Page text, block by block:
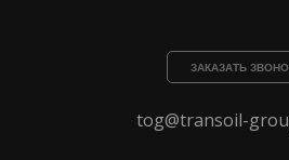
ЗАКАЗАТЬ
tog@transoil-